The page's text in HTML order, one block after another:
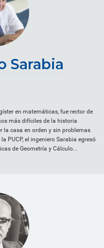
Sarabia
en matemáticas, fue rector de
más difíciles de la historia
la casa en orden y sin problemas
PUCP, el ingeniero Sarabia egresó
de Geometría y Cálculo...